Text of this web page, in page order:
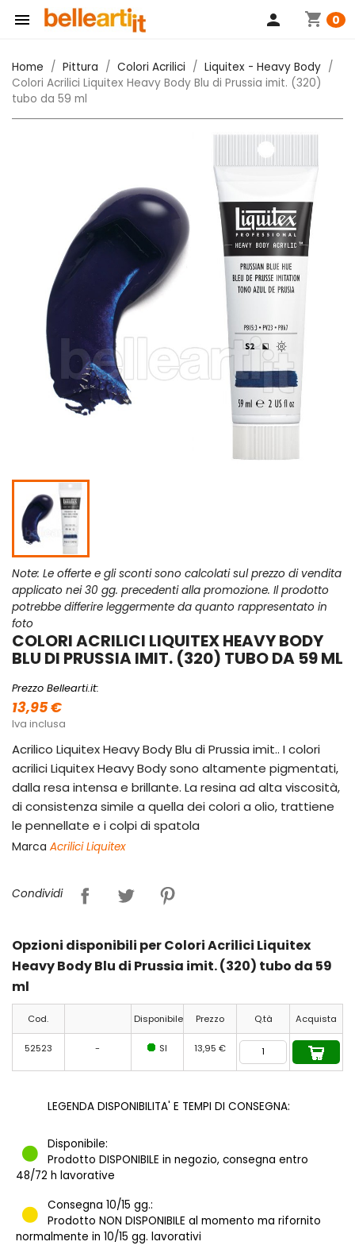
 shopping_cart 0
person
Home Pittura Colori Acrilici
Liquitex - Heavy Body
Colori Acrilici Liquitex Heavy Body Blu di Prussia imit. (320)
tubo da 59 ml
Note: Le offerte e gli sconti sono calcolati sul prezzo di vendita
applicato nei 30 gg. precedenti alla promozione. Il prodotto
potrebbe differire leggermente da quanto rappresentato in
foto
COLORI ACRILICI LIQUITEX HEAVY BODY
BLU DI PRUSSIA IMIT. (320) TUBO DA 59 ML
Prezzo Bellearti.it:
13,95 €
Iva inclusa
Acrilico Liquitex Heavy Body Blu di Prussia imit.. I colori
acrilici Liquitex Heavy Body sono altamente pigmentati,
dalla resa intensa e brillante. La resina ad alta viscosità,
di consistenza simile a quella dei colori a olio, trattiene
le pennellate e i colpi di spatola
Marca Acrilici Liquitex
Condividi
Opzioni disponibili per Colori Acrilici Liquitex
Heavy Body Blu di Prussia imit. (320) tubo da 59
ml
Cod. Disponibile Prezzo Q.tà Acquista
52523 - SI 13,95 €
LEGENDA DISPONIBILITA' E TEMPI DI CONSEGNA:
Disponibile:
Prodotto DISPONIBILE in negozio, consegna entro
48/72 h lavorative
Consegna 10/15 gg.:
Prodotto NON DISPONIBILE al momento ma rifornito
normalmente in 10/15 gg. lavorativi